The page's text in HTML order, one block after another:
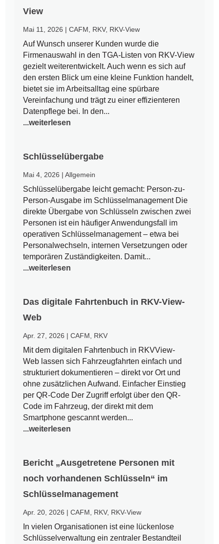
View
Mai 11, 2026 |CAFM RKV, RKV-View
Auf Wunsch unserer Kunden wurde die
Firmenauswahl in den TGA-Listen von RKV-View
gezielt weiterentwickelt. Auch wenn es sich auf
den ersten Blick um eine kleine Funktion handelt,
bietet sie im Arbeitsalltag eine spürbare
Vereinfachung und trägt zu einer effizienteren
Datenpflege bei. In den...
...weiterlesen
Schlüsselübergabe
Mai 4, 2026 |Allgemein
Schlüsselübergabe leicht gemacht: Person-zu-
Person-Ausgabe im Schlüsselmanagement Die
direkte Übergabe von Schlüsseln zwischen zwei
Personen ist ein häufiger Anwendungsfall im
operativen Schlüsselmanagement – etwa bei
Personalwechseln, internen Versetzungen oder
temporären Zuständigkeiten. Damit...
...weiterlesen
Das digitale Fahrtenbuch in RKV-View-
Web
Apr. 27, 2026 |CAFM RKV
Mit dem digitalen Fahrtenbuch in RKVView-
Web lassen sich Fahrzeugfahrten einfach und
strukturiert dokumentieren – direkt vor Ort und
ohne zusätzlichen Aufwand. Einfacher Einstieg
per QR-Code Der Zugriff erfolgt über den QR-
Code im Fahrzeug, der direkt mit dem
Smartphone gescannt werden...
...weiterlesen
Bericht „Ausgetretene Personen mit
noch vorhandenen Schlüsseln“ im
Schlüsselmanagement
Apr. 20, 2026 |CAFM RKV, RKV-View
In vielen Organisationen ist eine lückenlose
Schlüsselverwaltung ein zentraler Bestandteil